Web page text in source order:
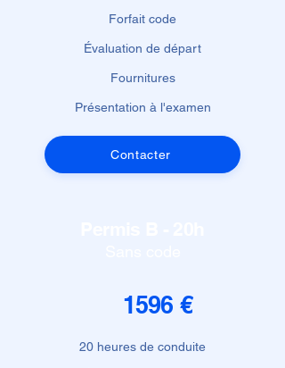
Forfait code
Évaluation de départ
Fournitures
Présentation à l'examen
Contacter
1596 €
20 heures de conduite